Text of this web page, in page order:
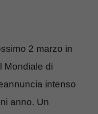
2 marzo in
Mondiale di
intenso
anno. Un